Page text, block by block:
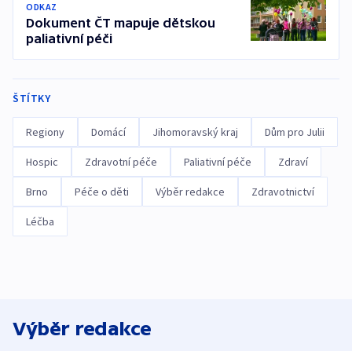
ODKAZ
Dokument ČT mapuje dětskou
paliativní péči
ŠTÍTKY
Regiony Domácí Jihomoravský kraj Dům pro Julii
Hospic Zdravotní péče Paliativní péče Zdraví
Brno Péče o děti Výběr redakce Zdravotnictví
Léčba
Výběr redakce